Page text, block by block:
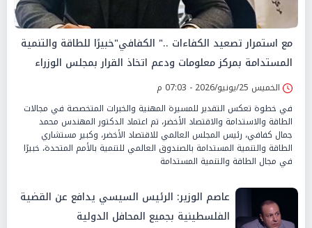
مع استمرار تصعيد الكفاءات .." الكفافي"خبيرًا للطاقة والتنمية
المستدامة بمركز معلومات ودعم اتخاذ القرار بمجلس الوزراء
الخميس 25/يونيو/2026 - 07:03 م
في خطوة تعكس التقدير للمسيرة المهنية والخبرات المتخصصة في مجالات
الطاقة والاستدامة والاقتصاد الأخضر، تم اعتماد الدكتور المهندس محمد
جمال كفافي، رئيس المجلس العالمي للاقتصاد الأخضر، وكبير مستشاري
الطاقة والتنمية المستدامة بالصندوق العالمي للتنمية بالأمم المتحدة، خبيرًا
في مجال الطاقة والتنمية المستدامة
عاصم الوزير: الرئيس السيسي يدافع عن القضية
الفلسطينية بجميع المحافل الدولية